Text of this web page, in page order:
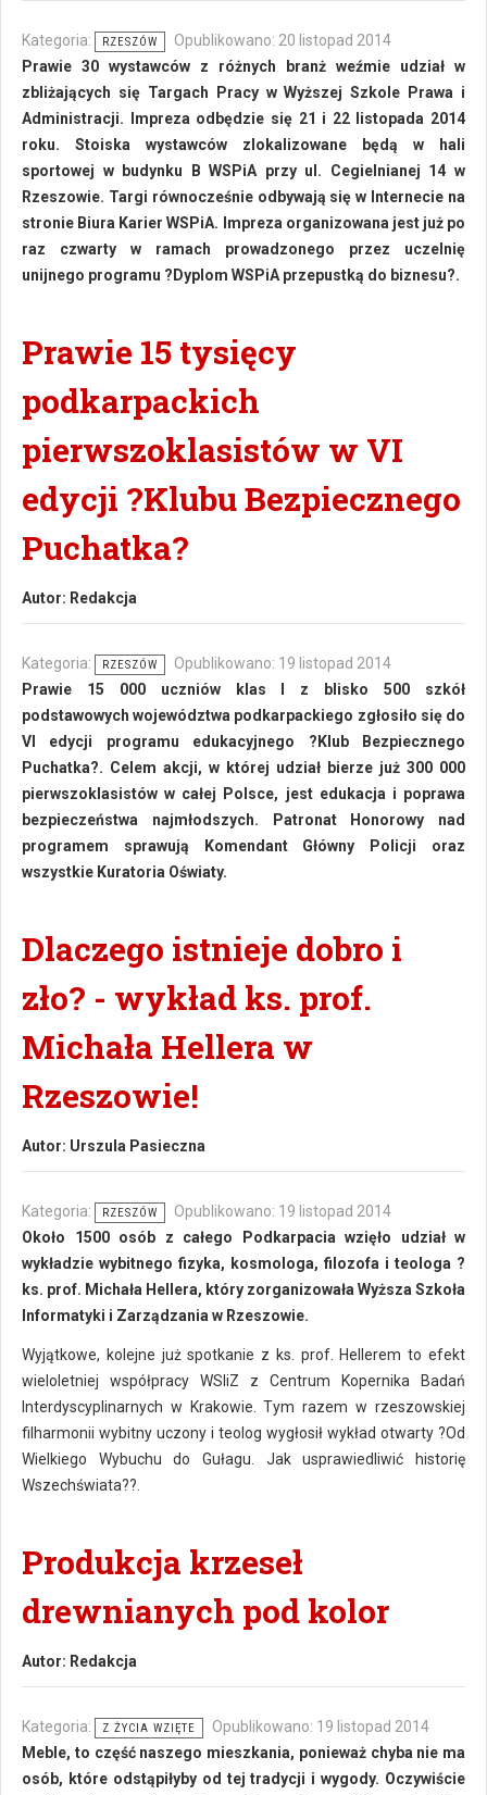
Kategoria: RZESZÓW
Opublikowano: 20 listopad 2014
Prawie 30 wystawców z różnych branż weźmie udział w
zbliżających się Targach Pracy w Wyższej Szkole Prawa i
Administracji. Impreza odbędzie się 21 i 22 listopada 2014
roku. Stoiska wystawców zlokalizowane będą w hali
sportowej w budynku B WSPiA przy ul. Cegielnianej 14 w
Rzeszowie. Targi równocześnie odbywają się w Internecie na
stronie Biura Karier WSPiA. Impreza organizowana jest już po
raz czwarty w ramach prowadzonego przez uczelnię
unijnego programu ?Dyplom WSPiA przepustką do biznesu?.
Prawie 15 tysięcy
podkarpackich
pierwszoklasistów w VI
edycji ?Klubu Bezpiecznego
Puchatka?
Autor: Redakcja
Kategoria: RZESZÓW
Opublikowano: 19 listopad 2014
Prawie 15 000 uczniów klas I z blisko 500 szkół
podstawowych województwa podkarpackiego zgłosiło się do
VI edycji programu edukacyjnego ?Klub Bezpiecznego
Puchatka?. Celem akcji, w której udział bierze już 300 000
pierwszoklasistów w całej Polsce, jest edukacja i poprawa
bezpieczeństwa najmłodszych. Patronat Honorowy nad
programem sprawują Komendant Główny Policji oraz
wszystkie Kuratoria Oświaty.
Dlaczego istnieje dobro i
zło? - wykład ks. prof.
Michała Hellera w
Rzeszowie!
Autor: Urszula Pasieczna
Kategoria: RZESZÓW
Opublikowano: 19 listopad 2014
Około 1500 osób z całego Podkarpacia wzięło udział w
wykładzie wybitnego fizyka, kosmologa, filozofa i teologa ?
ks. prof. Michała Hellera, który zorganizowała Wyższa Szkoła
Informatyki i Zarządzania w Rzeszowie.
Wyjątkowe, kolejne już spotkanie z ks. prof. Hellerem to efekt
wieloletniej współpracy WSIiZ z Centrum Kopernika Badań
Interdyscyplinarnych w Krakowie. Tym razem w rzeszowskiej
filharmonii wybitny uczony i teolog wygłosił wykład otwarty ?Od
Wielkiego Wybuchu do Gułagu. Jak usprawiedliwić historię
Wszechświata??.
Produkcja krzeseł
drewnianych pod kolor
Autor: Redakcja
Kategoria: Z ŻYCIA WZIĘTE
Opublikowano: 19 listopad 2014
Meble, to część naszego mieszkania, ponieważ chyba nie ma
osób, które odstąpiłyby od tej tradycji i wygody. Oczywiście